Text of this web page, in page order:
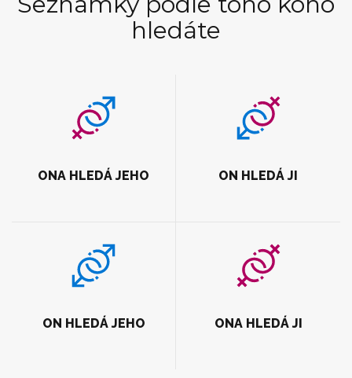
hledáte
ONA HLEDÁ JEHO ON HLEDÁ JI
ON HLEDÁ JEHO ONA HLEDÁ JI